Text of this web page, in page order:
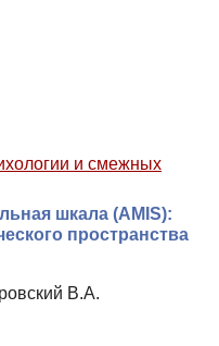
и смежных
шкала (AMIS):
пространства
В.А.